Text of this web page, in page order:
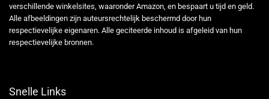
verschillende winkelsites, waaronder Amazon, en bespaart u tijd en geld.
Alle afbeeldingen zijn auteursrechtelijk beschermd door hun
respectievelijke eigenaren. Alle geciteerde inhoud is afgeleid van hun
respectievelijke bronnen.
Snelle Links